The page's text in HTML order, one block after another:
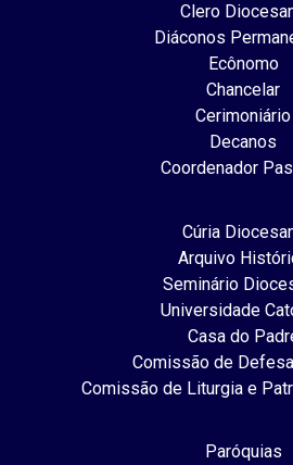
Clero
Diáconos
Ecônomo
Chancelar
Cerimoniário
Decanos
Coordenador
Cúria
Arquivo
Seminário
Universidade
Casa do
Comissão de
Comissão de Liturgia e
Paróquias